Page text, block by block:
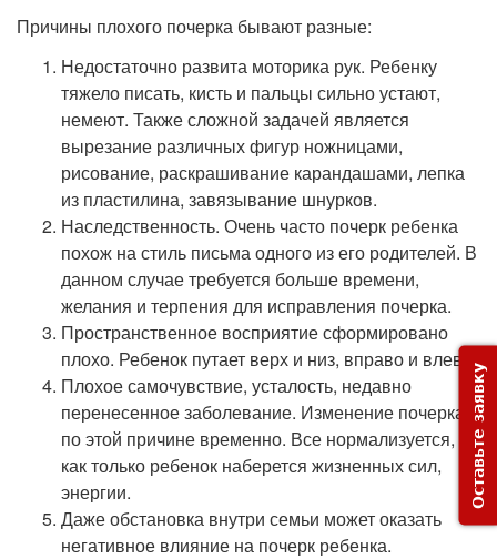
Причины плохого почерка бывают разные:
Недостаточно развита моторика рук. Ребенку
тяжело писать, кисть и пальцы сильно устают,
немеют. Также сложной задачей является
вырезание различных фигур ножницами,
рисование, раскрашивание карандашами, лепка
из пластилина, завязывание шнурков.
Наследственность. Очень часто почерк ребенка
похож на стиль письма одного из его родителей. В
данном случае требуется больше времени,
желания и терпения для исправления почерка.
Пространственное восприятие сформировано
плохо. Ребенок путает верх и низ, вправо и влево.
Плохое самочувствие, усталость, недавно
перенесенное заболевание. Изменение почерка
по этой причине временно. Все нормализуется,
как только ребенок наберется жизненных сил,
энергии.
Даже обстановка внутри семьи может оказать
негативное влияние на почерк ребенка.
Оставьте заявку